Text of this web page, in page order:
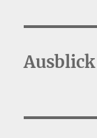
Ausblick